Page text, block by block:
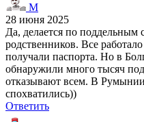
M
28 июня 2025
Да, делается по поддельным
родственников. Все
получали паспорта. Но в
обнаружили много тысяч
отказывают всем. В
спохватились))
Ответить